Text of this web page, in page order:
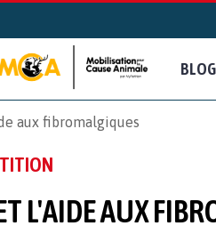
BLOG
aux fibromalgiques
L'AIDE AUX